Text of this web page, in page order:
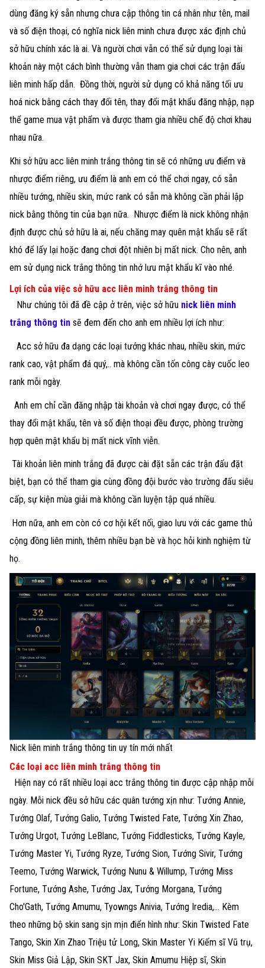
dùng đăng ký sẵn nhưng chưa cập thông tin cá nhân như tên, mail
và số điện thoại, có nghĩa nick liên minh chưa được xác định chủ
sở hữu chính xác là ai. Và người chơi vẫn có thể sử dụng loại tài
khoản này một cách bình thường vẫn tham gia chơi các trận đấu
liên minh hấp dẫn. Đồng thời, người sử dụng có khả năng tối ưu
hoá nick bằng cách thay đổi tên, thay đổi mật khẩu đăng nhập, nạp
thể game mua vật phẩm và được tham gia nhiều chế độ chơi khau
nhau nữa.
Khi sở hữu acc liên minh trắng thông tin sẽ có những ưu điểm và
nhược điểm riêng, ưu điểm là anh em có thể chơi ngay, có sẵn
nhiều tướng, nhiều skin, mức rank có sẵn mà không cần phải lập
nick bằng thông tin của bạn nữa. Nhược điểm là nick không nhận
định được chủ sở hữu là ai, nếu chăng may quên mật khẩu sẽ rất
khó để lấy lại hoặc đang chơi đột nhiên bị mất nick. Cho nên, anh
em sử dụng nick trắng thông tin nhớ lưu mật khẩu kĩ vào nhé.
Lợi ích của việc sở hữu acc liên minh trắng thông tin
Như chúng tôi đã đề cập ở trên, việc sở hữu nick liên minh
trắng thông tin sẽ đem đến cho anh em nhiều lợi ích như:
Acc sở hữu đa dạng các loại tướng khác nhau, nhiều skin, mức
rank cao, vật phẩm đá quý,.. mà không cần tốn công cày cuốc leo
rank mỗi ngày.
Anh em chỉ cần đăng nhập tài khoản và chơi ngay được, có thể
thay đổi mật khẩu, tên và số điện thoại đều được, phòng trường
hợp quên mật khẩu bị mất nick vĩnh viễn.
Tài khoản liên minh trắng đã được cài đặt sẵn các trận đấu đặt
biệt, bạn có thể tham gia cùng đồng đội bước vào trường đấu siêu
cấp, sự kiện mùa giải mà không cần luyện tập quá nhiều.
Hơn nữa, anh em còn có cơ hội kết nối, giao lưu với các game thủ
cộng đồng liên minh, thêm nhiều bạn bè và học hỏi kinh nghiệm từ
họ.
Nick liên minh trắng thông tin uy tín mới nhất
Các loại acc liên minh trắng thông tin
Hiện nay có rất nhiều loại acc trắng thông tin được cập nhập mỗi
ngày. Mỗi nick đều sở hữu các quân tướng xịn như: Tướng Annie,
Tướng Olaf, Tướng Galio, Tướng Twisted Fate, Tướng Xin Zhao,
Tướng Urgot, Tướng LeBlanc, Tướng Fiddlesticks, Tướng Kayle,
Tướng Master Yi, Tướng Ryze, Tướng Sion, Tướng Sivir, Tướng
Teemo, Tướng Warwick, Tướng Nunu & Willump, Tướng Miss
Fortune, Tướng Ashe, Tướng Jax, Tướng Morgana, Tướng
Cho'Gath, Tướng Amumu, Tyowngs Anivia, Tướng Iredia,... Kèm
theo những bộ skin sang sịn mịn điển hình như: Skin Twisted Fate
Tango, Skin Xin Zhao Triệu tử Long, Skin Master Yi Kiếm sĩ Vũ trụ,
Skin Miss Giả Lập, Skin SKT Jax, Skin Amumu Hiệp sĩ, Skin